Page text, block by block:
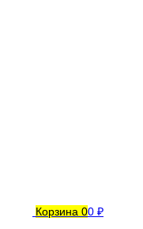
Корзина 00 ₽